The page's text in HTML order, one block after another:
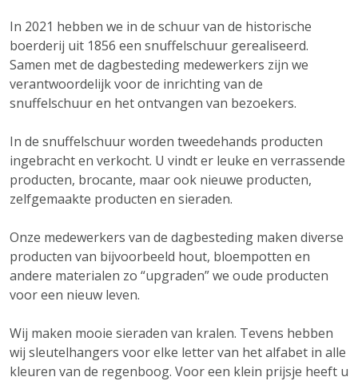
In 2021 hebben we in de schuur van de historische
boerderij uit 1856 een snuffelschuur gerealiseerd.
Samen met de dagbesteding medewerkers zijn we
verantwoordelijk voor de inrichting van de
snuffelschuur en het ontvangen van bezoekers.
In de snuffelschuur worden tweedehands producten
ingebracht en verkocht. U vindt er leuke en verrassende
producten, brocante, maar ook nieuwe producten,
zelfgemaakte producten en sieraden.
Onze medewerkers van de dagbesteding maken diverse
producten van bijvoorbeeld hout, bloempotten en
andere materialen zo “upgraden” we oude producten
voor een nieuw leven.
Wij maken mooie sieraden van kralen. Tevens hebben
wij sleutelhangers voor elke letter van het alfabet in alle
kleuren van de regenboog. Voor een klein prijsje heeft u